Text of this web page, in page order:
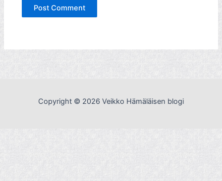
Copyright © 2026 Veikko Hämäläisen blogi